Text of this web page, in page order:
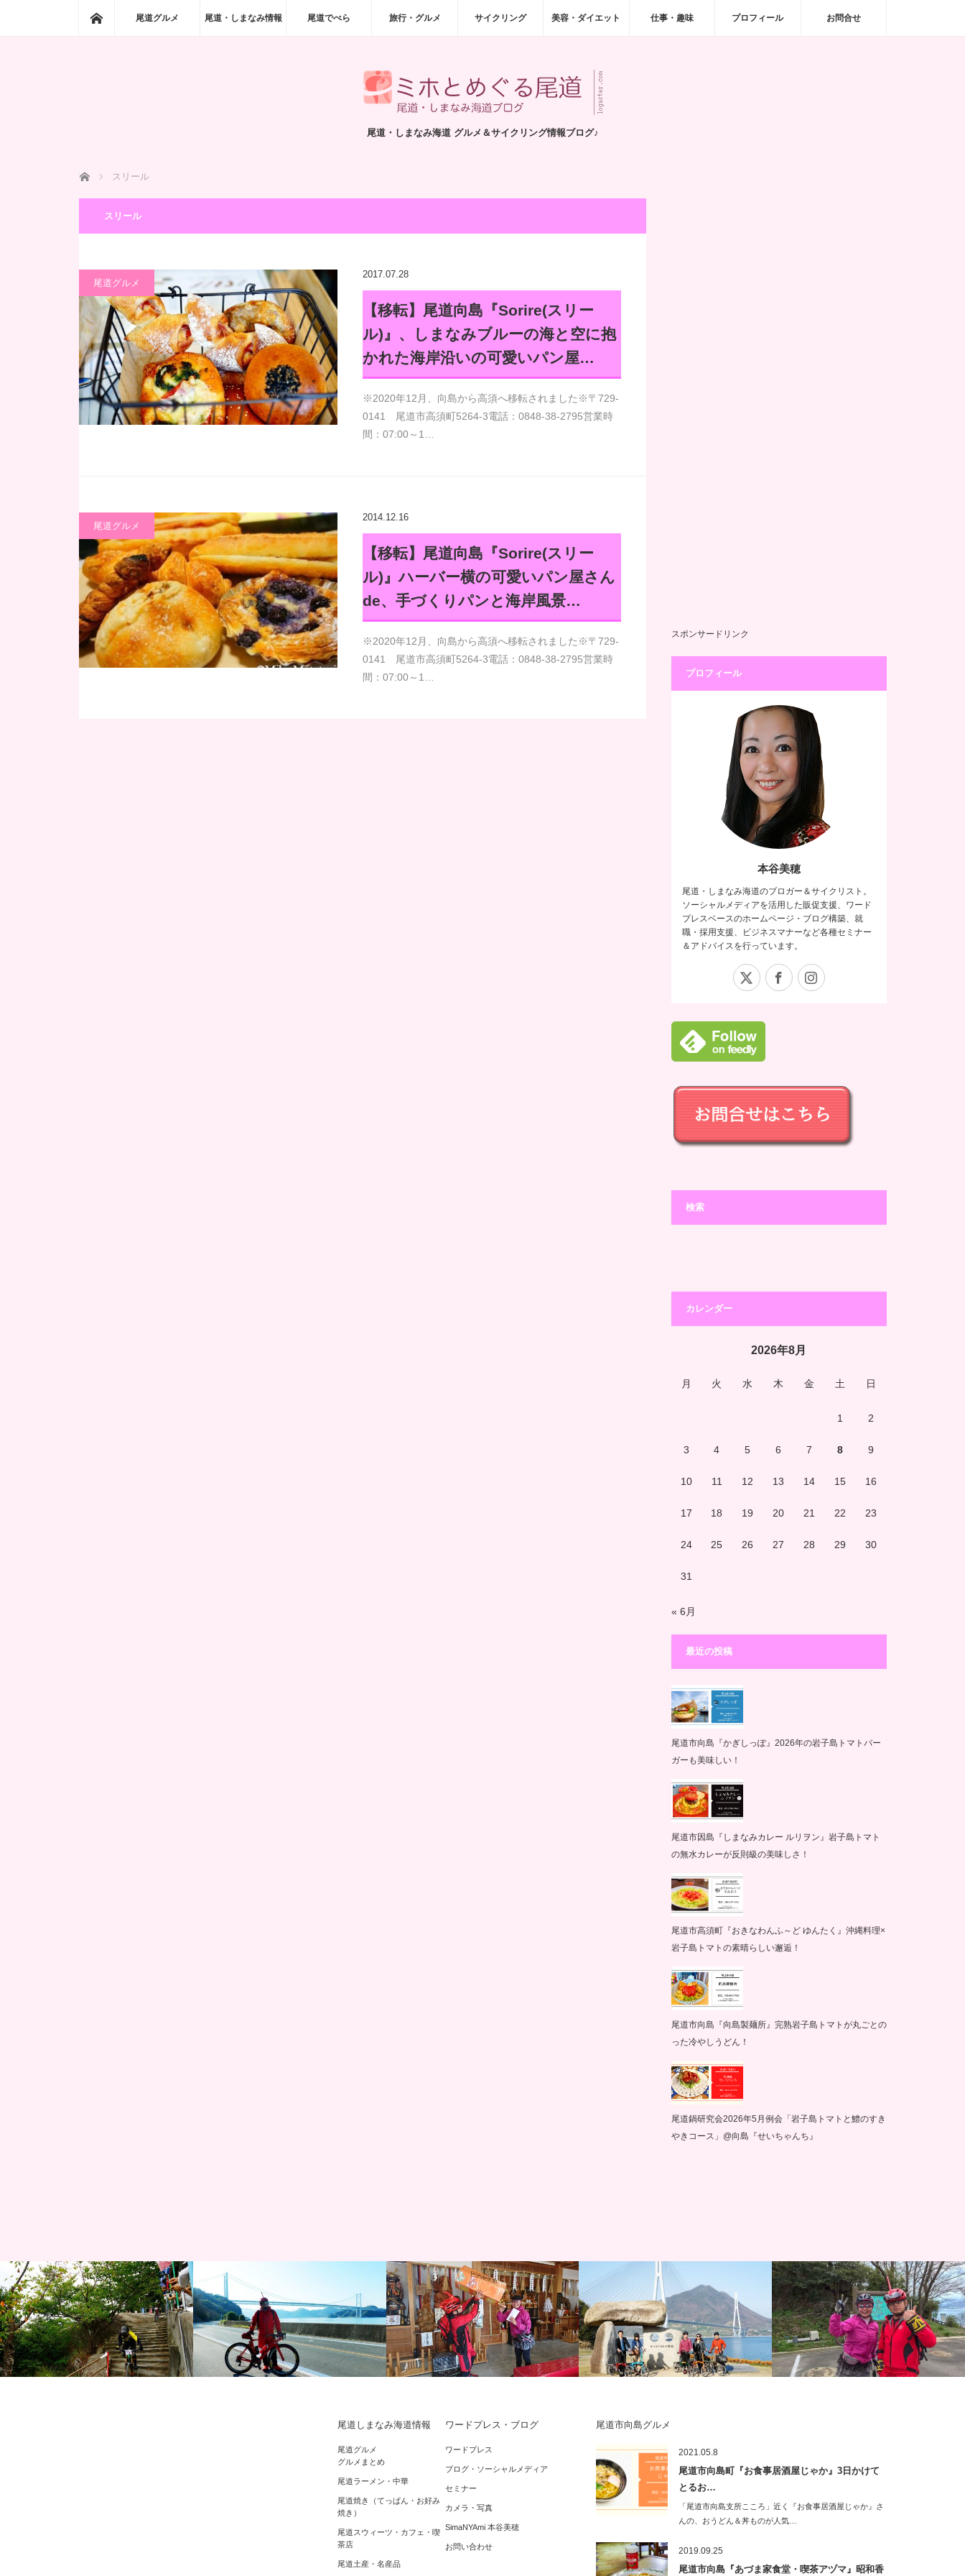
ホーム尾道グルメ 尾道・しまなみ情報 尾道でべら 旅行・グルメ サイクリング 美容・ダイエット 仕事・趣味 プロフィール お問合せ
尾道・しまなみ海道 グルメ＆サイクリング情報ブログ♪
ホーム スリール
スリール
尾道グルメ
2017.07.28
【移転】尾道向島『Sorire(スリー
ル)』、しまなみブルーの海と空に抱
かれた海岸沿いの可愛いパン屋…
※2020年12月、向島から高須へ移転されました※〒729-
0141 尾道市高須町5264-3電話：0848-38-2795営業時
間：07:00～1…
尾道グルメ
2014.12.16
【移転】尾道向島『Sorire(スリー
ル)』ハーバー横の可愛いパン屋さん
de、手づくりパンと海岸風景…
※2020年12月、向島から高須へ移転されました※〒729-
0141 尾道市高須町5264-3電話：0848-38-2795営業時
間：07:00～1…
スポンサードリンク
プロフィール
本谷美穂
尾道・しまなみ海道のブロガー＆サイクリスト。
ソーシャルメディアを活用した販促支援、ワード
プレスベースのホームページ・ブログ構築、就
職・採用支援、ビジネスマナーなど各種セミナー
＆アドバイスを行っています。
Facebook
検索
カレンダー
2026年8月
月 火 水 木 金 土 日
1 2
3 4 5 6 7 8 9
10 11 12 13 14 15 16
17 18 19 20 21 22 23
24 25 26 27 28 29 30
31
« 6月
最近の投稿
尾道市向島『かぎしっぽ』2026年の岩子島トマトバー
ガーも美味しい！
尾道市因島『しまなみカレー ルリヲン』岩子島トマト
の無水カレーが反則級の美味しさ！
尾道市高須町『おきなわんふ～ど ゆんたく』沖縄料理×
岩子島トマトの素晴らしい邂逅！
尾道市向島『向島製麺所』完熟岩子島トマトが丸ごとの
った冷やしうどん！
尾道鍋研究会2026年5月例会「岩子島トマトと鱧のすき
やきコース」@向島『せいちゃんち』
2019年初詣＆初ライド約40km☆しまな
み海道に浮かぶ尾道因島、自転車の神様
2017年初詣＆初ライド☆しまなみ海道に
浮かぶ尾道因島、自転車の神様「大山神
社」…
【モニター】手ぶらで楽々「しまなみ海
道らくらくサイクリング ガイド同行＆バ
ス併走…
て、ゆめしま海道の離島 岩城島 積善山
尾道市向島グルメ
2021.05.8
尾道市向島町『お食事居酒屋じゃか』3日かけて
とるお…
「尾道市向島支所こころ」近く『お食事居酒屋じゃか』さ
んの、おうどん＆丼ものが人気…
2019.09.25
尾道市向島『あづま家食堂・喫茶アヅマ』昭和香
尾道しまなみ海道情報
尾道グルメ
グルメまとめ
尾道ラーメン・中華
尾道焼き（てっぱん・お好み
焼き）
尾道スウィーツ・カフェ・喫
茶店
尾道土産・名産品
ワードプレス・ブログ
ワードプレス
ブログ・ソーシャルメディア
セミナー
カメラ・写真
SimaNYAmi 本谷美穂
お問い合わせ